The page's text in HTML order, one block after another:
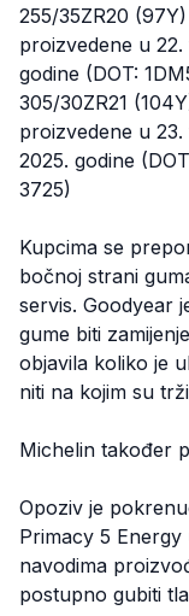
255/35ZR20
proizvedene u 22.
godine (DOT:
305/30ZR21
proizvedene u 23.
2025. godine
3725)
Kupcima se
bočnoj strani
servis. Goodyear
gume biti
objavila koliko je
niti na kojim su
Michelin također
Opoziv je
Primacy 5 Energy
navodima
postupno gubiti